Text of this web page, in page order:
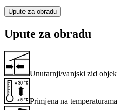
Upute za obradu
Upute za obradu
Unutarnji/vanjski zid
Primjena na